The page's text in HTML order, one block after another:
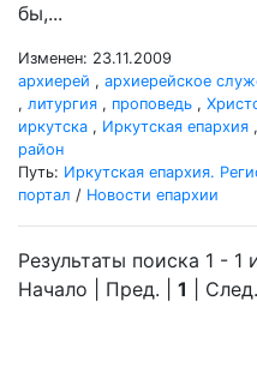
бы,...
Изменен: 23.11.2009
архиерей , архиерейское
, литургия , проповедь ,
иркутска , Иркутская епархия ,
район
Путь: Иркутская епархия.
портал / Новости епархии
Результаты поиска 1 - 1
Начало | Пред. | 1 |